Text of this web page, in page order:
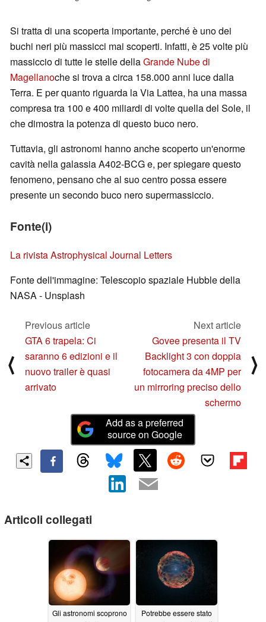
Si tratta di una scoperta importante, perché è uno dei
buchi neri più massicci mai scoperti. Infatti, è 25 volte più
massiccio di tutte le stelle dellaGrande Nube di
Magellanoche si trova a circa 158.000 anni luce dalla
Terra. E per quanto riguarda la Via Lattea, ha una massa
compresa tra 100 e 400 miliardi di volte quella del Sole, il
che dimostra la potenza di questo buco nero.
Tuttavia, gli astronomi hanno anche scoperto un'enorme
cavità nella galassia A402-BCG e, per spiegare questo
fenomeno, pensano che al suo centro possa essere
presente un secondo buco nero supermassiccio.
Fonte(i)
La rivista Astrophysical Journal Letters
Fonte dell'immagine: Telescopio spaziale Hubble della
NASA - Unsplash
⟨
Previous article
GTA 6 trapela: Ci
saranno 6 edizioni e il
nuovo trailer è quasi
arrivato
Next article
Govee presenta il TV
Backlight 3 con doppia
fotocamera da 4MP per
un mirroring preciso dello
schermo
⟩
Add as a preferred
source on Google
Articoli collegati
Gli astronomi scoprono
Potrebbe essere stato